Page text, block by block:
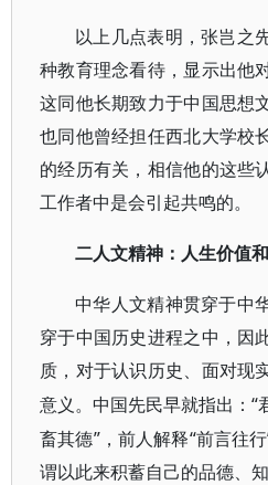
以上几点表明，张岂之
种教育理念看待，显示出他
这同他长期致力于中国思想
也同他曾经担任西北大学校
的经历有关，相信他的这些
工作者中是会引起共鸣的。
二人文精神：人生价值
中华人文精神贯穿于中
穿于中国历史进程之中，因
质，对于认识历史、面对现
意义。中国先民早就指出：“
畜其德”，前人解释“前言往
谓以此来积蓄自己的品德、